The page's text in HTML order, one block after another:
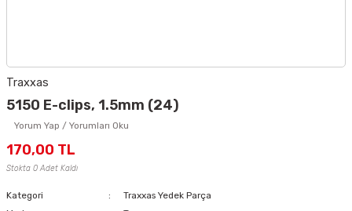
Traxxas
5150 E-clips, 1.5mm (24)
Yorum Yap / Yorumları Oku
170,00 TL
Stokta 0 Adet Kaldı
Kategori
Traxxas Yedek Parça